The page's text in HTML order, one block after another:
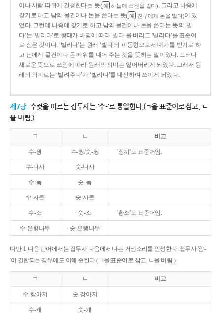
이나 사람 따위에 간청한다는 뜻( 예 하늘에 소원을 빌다), 그리고 나중에
갚기로 하고 남의 물건이나 돈을 쓴다는 뜻( 예 친구에게 돈을 빌다)이 있
었다. 그런데 나중에 갚기로 하고 남의 물건이나 돈을 쓴다는 뜻의 ‘빌
다’는 ‘빌리다’로 형태가 바뀜에 따라 ‘빌다’를 버리고 ‘빌리다’를 표준어
로 삼은 것이다. ‘빌리다’는 원래 ‘빌다’의 피동형으로서 대가를 받기로 하
고 남에게 물건이나 돈 따위를 내어 주는 것을 뜻하는 말이었다. 그러나
새로운 뜻으로 쓰임에 따라 원래의 의미는 잃어버리게 되었다. 그래서 원
래의 의미로는 ‘빌려주다’가 ‘빌리다’를 대신하여 쓰이게 되었다.
제7항 수컷을 이르는 접두사는 '수-'로 통일한다.(ㄱ을 표준어로 삼고, ㄴ
을 버림.)
ㄱ ㄴ 비고
수-꿩 수-퀑/숫-꿩 '장끼'도 표준어임.
수-나사 숫-나사
수-놈 숫-놈
수-사돈 숫-사돈
수-소 숫-소 '황소'도 표준어임.
수-은행나무 숫-은행나무
다만 1. 다음 단어에서는 접두사 다음에서 나는 거센소리를 인정한다. 접두사 '암-
'이 결합되는 경우에도 이에 준한다.(ㄱ을 표준어로 삼고, ㄴ을 버림.)
ㄱ ㄴ 비고
수-캉아지 숫-강아지
수-캐 숫-개